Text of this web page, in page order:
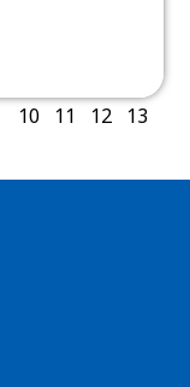
10 11 12
13